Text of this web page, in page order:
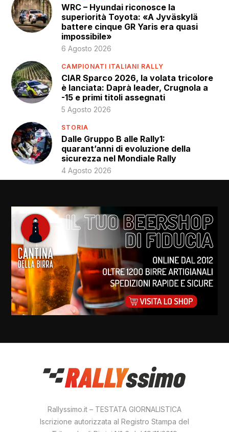
WRC – Hyundai riconosce la
superiorità Toyota: «A Jyväskylä
battere cinque GR Yaris era quasi
impossibile»
6 Agosto 2026
CAMPIONATI ITALIANI RALLY
CIAR Sparco 2026, la volata tricolore
è lanciata: Daprà leader, Crugnola a
-15 e primi titoli assegnati
5 Agosto 2026
STORIA
Dalle Gruppo B alle Rally1:
quarant’anni di evoluzione della
sicurezza nel Mondiale Rally
4 Agosto 2026
Rallyssimo.it – TESTATA GIORNALISTICA
Iscrizione autorizzata al Registro Stampa del